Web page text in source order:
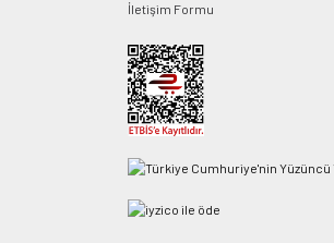
İletişim Formu